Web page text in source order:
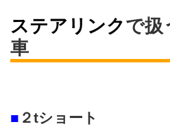
ステアリンクで扱
車
■ ２tショート